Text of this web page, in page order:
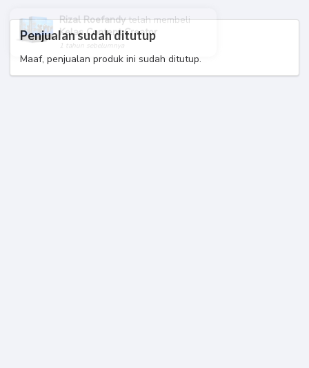
Penjualan sudah ditutup
Maaf, penjualan produk ini sudah ditutup.
Rizal Roefandytelah membeli
Kelas Content Creator
1 tahun sebelumnya